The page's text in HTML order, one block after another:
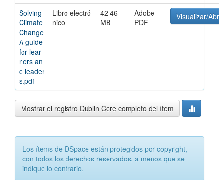
Solving
Climate
Change
A guide
for lear
ners an
d leader
s.pdf
Libro electró
nico
42.46
MB
Adobe
PDF
Visualizar/
Mostrar el registro Dublin Core completo del ítem
Los ítems de DSpace están protegidos por copyright,
con todos los derechos reservados, a menos que se
indique lo contrario.